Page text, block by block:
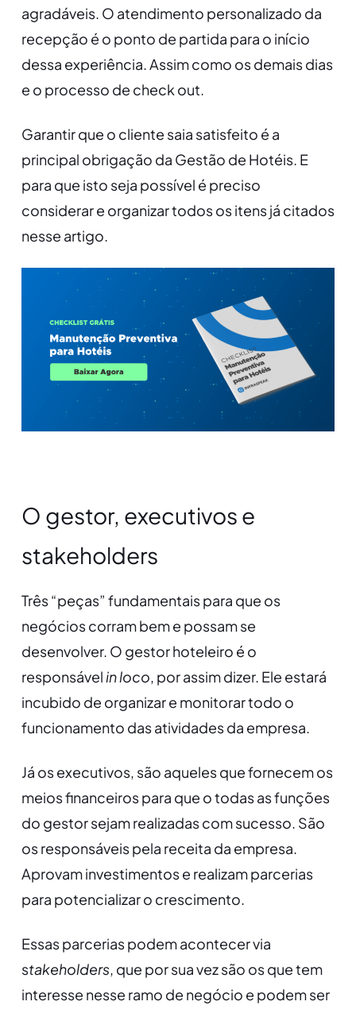
agradáveis. O atendimento personalizado da
recepção é o ponto de partida para o início
dessa experiência. Assim como os demais dias
e o processo de check out.
Garantir que o cliente saia satisfeito é a
principal obrigação da Gestão de Hotéis. E
para que isto seja possível é preciso
considerar e organizar todos os itens já citados
nesse artigo.
O gestor, executivos e
stakeholders
Três “peças” fundamentais para que os
negócios corram bem e possam se
desenvolver. O gestor hoteleiro é o
responsável in loco, por assim dizer. Ele estará
incubido de organizar e monitorar todo o
funcionamento das atividades da empresa.
Já os executivos, são aqueles que fornecem os
meios financeiros para que o todas as funções
do gestor sejam realizadas com sucesso. São
os responsáveis pela receita da empresa.
Aprovam investimentos e realizam parcerias
para potencializar o crescimento.
Essas parcerias podem acontecer via
stakeholders, que por sua vez são os que tem
interesse nesse ramo de negócio e podem ser